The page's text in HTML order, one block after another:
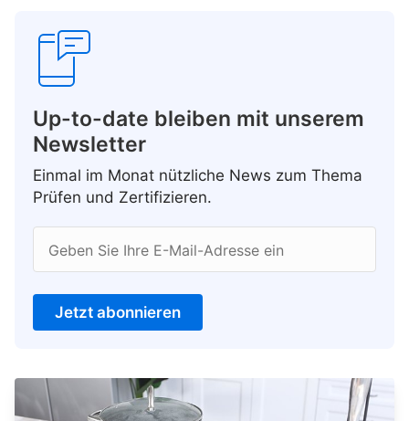
Up-to-date bleiben mit unserem
Newsletter
Einmal im Monat nützliche News zum Thema
Prüfen und Zertifizieren.
Geben Sie Ihre E-Mail-Adresse ein
Jetzt abonnieren